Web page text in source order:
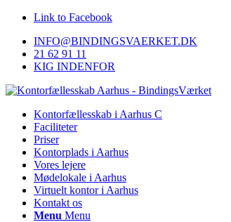
Link to Facebook
INFO@BINDINGSVAERKET.DK
21 62 91 11
KIG INDENFOR
Kontorfællesskab i Aarhus C
Faciliteter
Priser
Kontorplads i Aarhus​​
Vores lejere
Mødelokale i Aarhus
​Virtuelt kontor i Aarhus
Kontakt os
Menu Menu